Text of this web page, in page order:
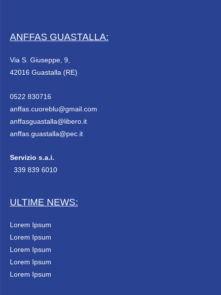
ANFFAS GUASTALLA:
Via S. Giuseppe, 9,
42016 Guastalla (RE)
0522 830716
anffas.cuoreblu@gmail.com
anffasguastalla@libero.it
anffas.guastalla@pec.it
Servizio s.a.i.
339 839 6010
ULTIME NEWS:
Lorem Ipsum
Lorem Ipsum
Lorem Ipsum
Lorem Ipsum
Lorem Ipsum